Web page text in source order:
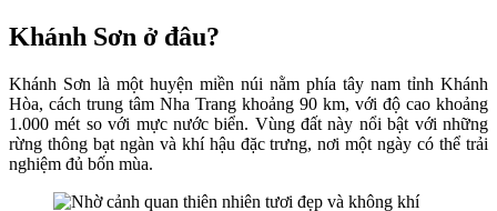
Khánh Sơn ở đâu?
Khánh Sơn là một huyện miền núi nằm phía tây nam tỉnh Khánh
Hòa, cách trung tâm Nha Trang khoảng 90 km, với độ cao khoảng
1.000 mét so với mực nước biển. Vùng đất này nổi bật với những
rừng thông bạt ngàn và khí hậu đặc trưng, nơi một ngày có thể trải
nghiệm đủ bốn mùa.